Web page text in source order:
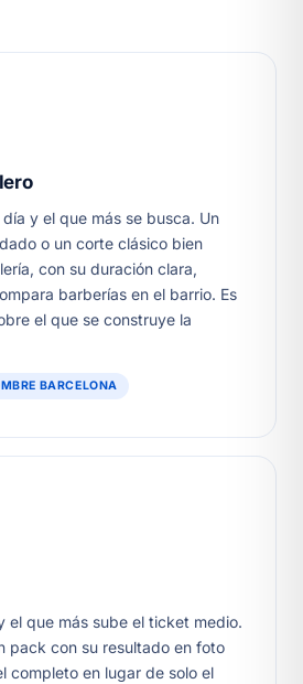
y el que más se busca. Un
o un corte clásico bien
con su duración clara,
barberías en el barrio. Es
el que se construye la
BARCELONA
el que más sube el ticket medio.
pack con su resultado en foto
completo en lugar de solo el